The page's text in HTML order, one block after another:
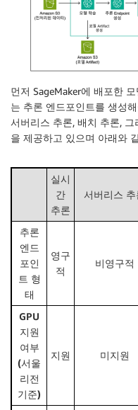
먼저 SageMaker에 배포한
는 추론 엔드포인트를 생성
서버리스 추론, 배치 추론,
을 제공하고 있으며 아래와
실시
간
추론
서버리스 추
추론
엔드
포인
트 형
태
영구
적
비영구적
GPU
지원
여부
(서울
리전
기준)
지원 미지원